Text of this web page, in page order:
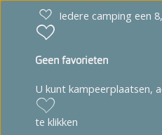
Iedere camping een
Geen favorieten
U kunt kampeerplaatsen,
te klikken
Drenthe